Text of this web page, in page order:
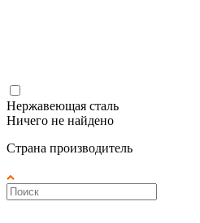
Нержавеющая сталь
Ничего не найдено
Страна производитель